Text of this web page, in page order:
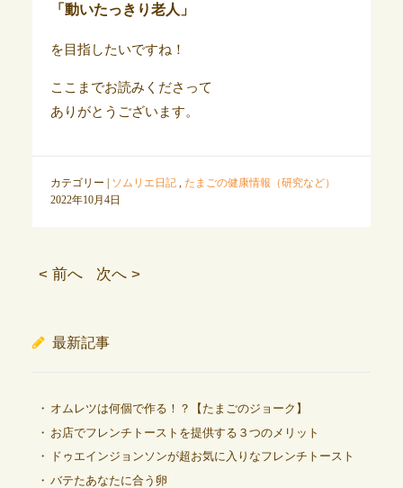
「動いたっきり老人」
を目指したいですね！
ここまでお読みくださって
ありがとうございます。
カテゴリー | ソムリエ日記, たまごの健康情報（研究など）
2022年10月4日
< 前へ 次へ >
最新記事
オムレツは何個で作る！？【たまごのジョーク】
お店でフレンチトーストを提供する３つのメリット
ドゥエインジョンソンが超お気に入りなフレンチトースト
バテたあなたに合う卵